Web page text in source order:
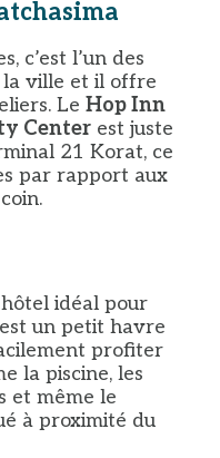
c’est l’un des
la ville et il offre
Le Hop Inn
Center est juste
21 Korat, ce
par rapport aux
idéal pour
un petit havre
profiter
la piscine, les
et même le
à proximité du